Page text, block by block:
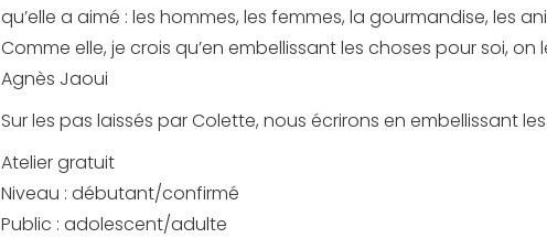
qu’elle a aimé : les hommes, les femmes, la gourmandise, les
Comme elle, je crois qu’en embellissant les choses pour soi, on
Agnès Jaoui
Sur les pas laissés par Colette, nous écrirons en embellissant
Atelier gratuit
Niveau : débutant/confirmé
Public : adolescent/adulte